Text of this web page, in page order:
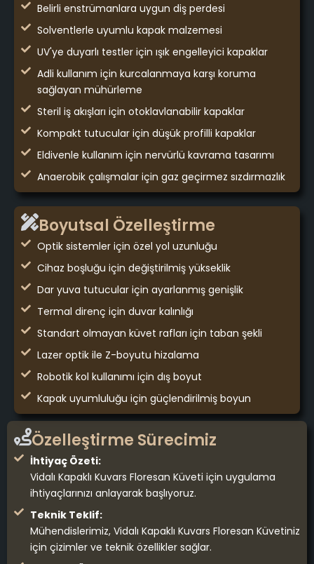
Belirli enstrümanlara uygun diş perdesi
Solventlerle uyumlu kapak malzemesi
UV'ye duyarlı testler için ışık engelleyici kapaklar
Adli kullanım için kurcalanmaya karşı koruma
sağlayan mühürleme
Steril iş akışları için otoklavlanabilir kapaklar
Kompakt tutucular için düşük profilli kapaklar
Eldivenle kullanım için nervürlü kavrama tasarımı
Anaerobik çalışmalar için gaz geçirmez sızdırmazlık
Boyutsal Özelleştirme
Optik sistemler için özel yol uzunluğu
Cihaz boşluğu için değiştirilmiş yükseklik
Dar yuva tutucular için ayarlanmış genişlik
Termal direnç için duvar kalınlığı
Standart olmayan küvet rafları için taban şekli
Lazer optik ile Z-boyutu hizalama
Robotik kol kullanımı için dış boyut
Kapak uyumluluğu için güçlendirilmiş boyun
Özelleştirme Sürecimiz
İhtiyaç Özeti:
Vidalı Kapaklı Kuvars Floresan Küveti için uygulama
ihtiyaçlarınızı anlayarak başlıyoruz.
Teknik Teklif:
Mühendislerimiz, Vidalı Kapaklı Kuvars Floresan Küvetiniz
için çizimler ve teknik özellikler sağlar.